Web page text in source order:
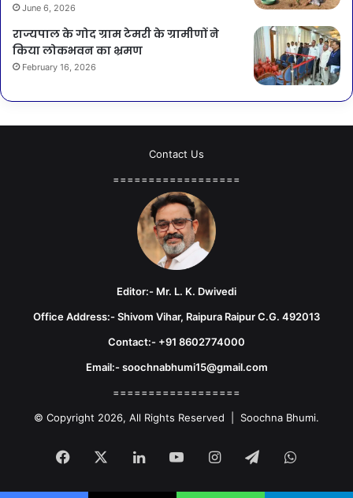
June 6, 2026
राज्यपाल के गोद ग्राम टेमरी के ग्रामीणों ने
किया लोकभवन का भ्रमण
February 16, 2026
Contact Us
==================
Editor:- Mr. L. K. Dwivedi
Office Address:- Shivom Vihar, Raipura Raipur C.G. 492013
Contact:- +91 8602774000
Email:- soochnabhumi15@gmail.com
==================
© Copyright 2026, All Rights Reserved | Soochna Bhumi.
Facebook LinkedInYouTubeInstagram
Telegram